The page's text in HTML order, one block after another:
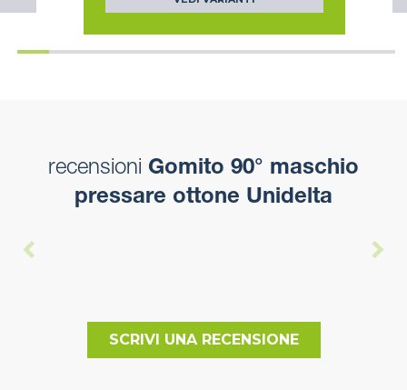
recensioni Gomito 90° maschio
pressare ottone Unidelta
SCRIVI UNA RECENSIONE